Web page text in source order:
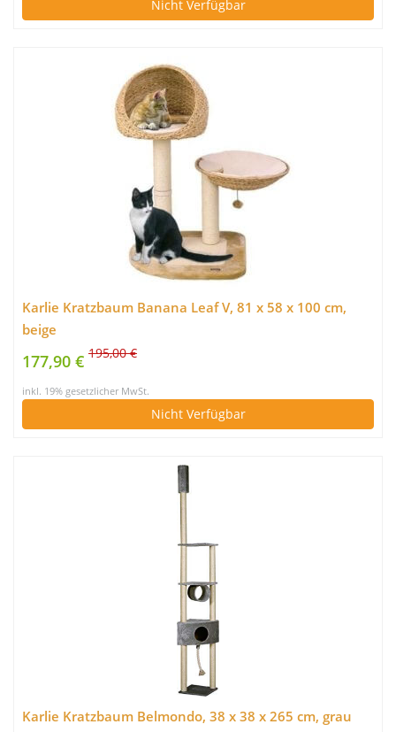
Nicht Verfügbar
Karlie Kratzbaum Banana Leaf V, 81 x 58 x 100 cm,
beige
177,90 € 195,00 €
inkl. 19% gesetzlicher MwSt.
Nicht Verfügbar
Karlie Kratzbaum Belmondo, 38 x 38 x 265 cm, grau